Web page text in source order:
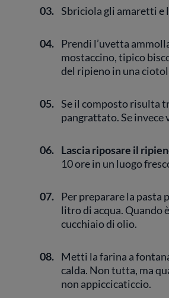
03. Sbriciola gli amaretti e
04. Prendi l’uvetta
mostaccino, tipico
del ripieno in una
05. Se il composto risulta
pangrattato. Se invece
06. Lascia riposare il
10 ore in un luogo
07. Per preparare la pasta
litro di acqua. Quando
cucchiaio di olio.
08. Metti la farina a
calda. Non tutta, ma
non appiccicaticcio.